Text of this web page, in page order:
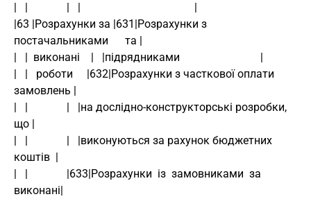
|   |              |   |                                         |
|63 |Розрахунки за |631|Розрахунки з
постачальниками      та |
|   |  виконані    |   |підрядниками                             |
|   |   роботи     |632|Розрахунки з часткової оплати
замовлень |
|   |              |   |на дослідно-конструкторські розробки,
що |
|   |              |   |виконуються за рахунок бюджетних
коштів  |
|   |              |633|Розрахунки  із  замовниками  за
виконані|